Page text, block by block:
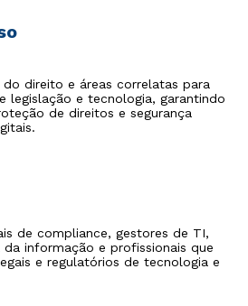
direito e áreas correlatas para
legislação e tecnologia, garantindo
de direitos e segurança
de compliance, gestores de TI,
da informação e profissionais que
e regulatórios de tecnologia e